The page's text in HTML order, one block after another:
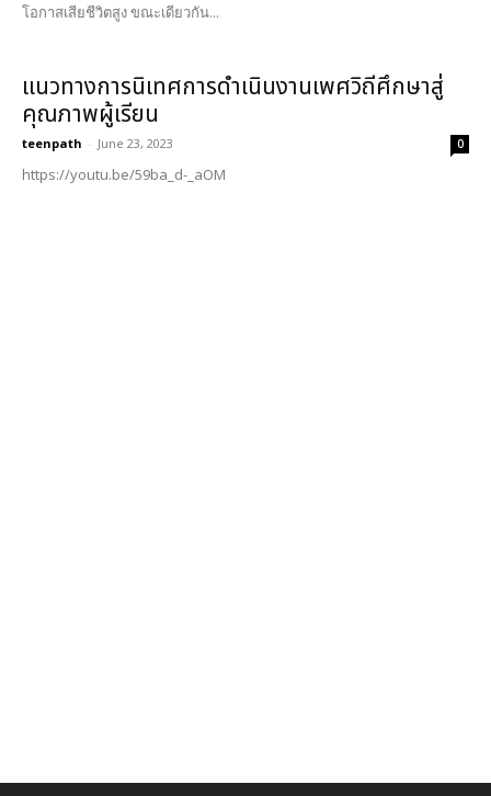
โอกาสเสียชีวิตสูง ขณะเดียวกัน...
แนวทางการนิเทศการดำเนินงานเพศวิถีศึกษาสู่
คุณภาพผู้เรียน
teenpath - June 23, 2023 0
https://youtu.be/59ba_d-_aOM